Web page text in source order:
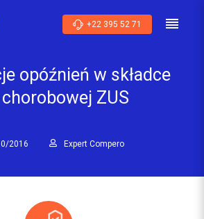
+22 395 52 71
opóźnień w składce
ZUS
2016
Expert Compero